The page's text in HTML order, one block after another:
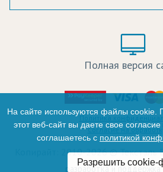
Полная версия
Политика
Согласие на
Копирайт: 2010-2026 © Текстэль
разработка и поддержка
-
На сайте используются файлы cookie.
этот веб-сайт вы даете свое
соглашаетесь с политикой
Разрешить